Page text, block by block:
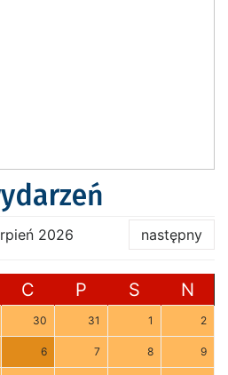
2026 następny
C P S N
30 31 1 2
6 7 8 9